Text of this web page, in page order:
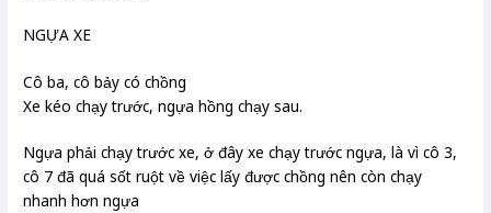
NGỰA XE
Cô ba, cô bảy có chồng
Xe kéo chạy trước, ngựa hồng chạy sau.
Ngựa phải chạy trước xe, ở đây xe chạy trước ngựa, là vì cô 3,
cô 7 đã quá sốt ruột về việc lấy được chồng nên còn chạy
nhanh hơn ngựa